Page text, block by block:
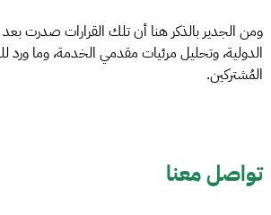
ومن الجدير بالذكر هنا أن تلك القرارات صدرت
الدولية، وتحليل مرئيات مقدمي الخدمة، وما ورد
المُشتركين.
تواصل معنا